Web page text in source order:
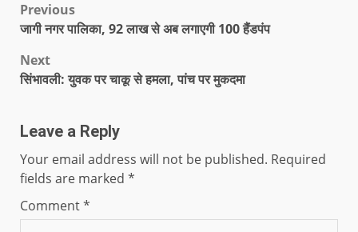
Previous
जागी नगर पालिका, 92 लाख से अब लगाएगी 100 हैंडपंप
Next
सिंभावली: युवक पर चाकू से हमला, पांच पर मुकदमा
Leave a Reply
Your email address will not be published. Required
fields are marked *
Comment*